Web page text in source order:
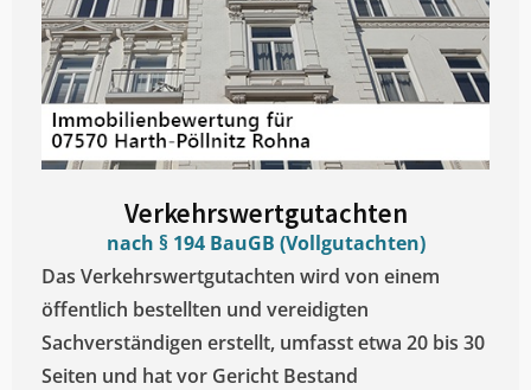
Verkehrswertgutachten
nach § 194 BauGB (Vollgutachten)
Das Verkehrswertgutachten wird von einem
öffentlich bestellten und vereidigten
Sachverständigen erstellt, umfasst etwa 20 bis 30
Seiten und hat vor Gericht Bestand